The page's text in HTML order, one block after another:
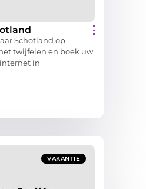
Schotland op
twijfelen en boek uw
in
VAKANTIE